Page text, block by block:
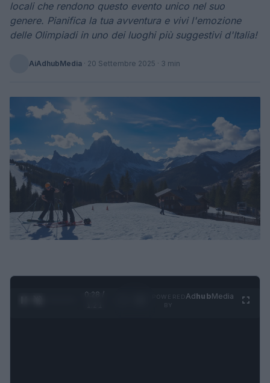
locali che rendono questo evento unico nel suo
genere. Pianifica la tua avventura e vivi l'emozione
delle Olimpiadi in uno dei luoghi più suggestivi d'Italia!
AiAdhubMedia · 20 Settembre 2025 · 3 min
0:29 /
AdhubMedia